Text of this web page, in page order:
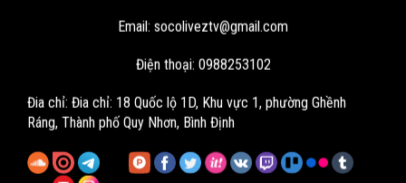
Email: socoliveztv@gmail.com
Điện thoại: 0988253102
Đia chỉ: Đia chỉ: 18 Quốc lộ 1D, Khu vực 1, phường Ghềnh
Ráng, Thành phố Quy Nhơn, Bình Định